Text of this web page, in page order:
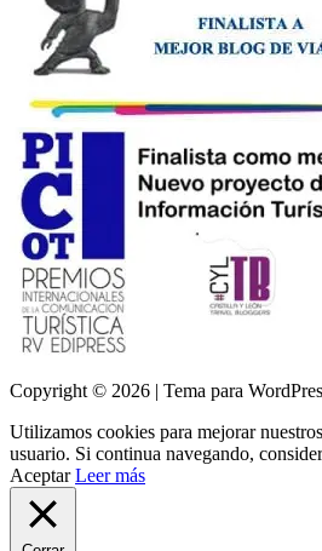
Copyright © 2026 | Tema para
Utilizamos cookies para mejorar
usuario. Si continua navegando,
Aceptar Leer más